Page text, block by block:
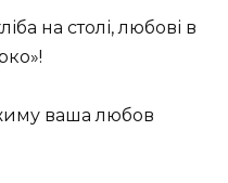
на столі, любові в
ваша любов